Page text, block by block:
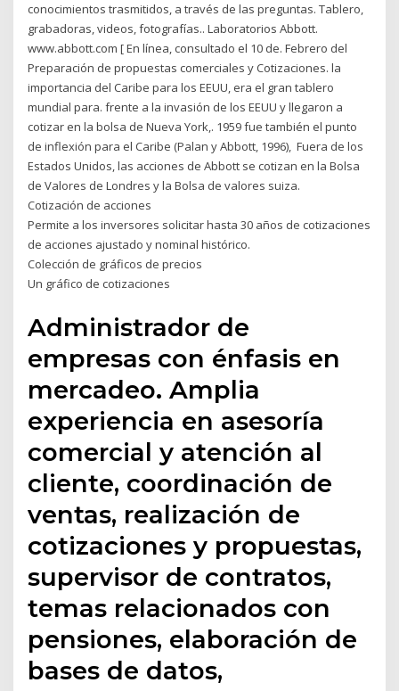
conocimientos trasmitidos, a través de las preguntas. Tablero,
grabadoras, videos, fotografías.. Laboratorios Abbott.
www.abbott.com [ En línea, consultado el 10 de. Febrero del
Preparación de propuestas comerciales y Cotizaciones. la
importancia del Caribe para los EEUU, era el gran tablero
mundial para. frente a la invasión de los EEUU y llegaron a
cotizar en la bolsa de Nueva York,. 1959 fue también el punto
de inflexión para el Caribe (Palan y Abbott, 1996), Fuera de los
Estados Unidos, las acciones de Abbott se cotizan en la Bolsa
de Valores de Londres y la Bolsa de valores suiza.
Cotización de acciones
Permite a los inversores solicitar hasta 30 años de cotizaciones
de acciones ajustado y nominal histórico.
Colección de gráficos de precios
Un gráfico de cotizaciones
Administrador de
empresas con énfasis en
mercadeo. Amplia
experiencia en asesoría
comercial y atención al
cliente, coordinación de
ventas, realización de
cotizaciones y propuestas,
supervisor de contratos,
temas relacionados con
pensiones, elaboración de
bases de datos,